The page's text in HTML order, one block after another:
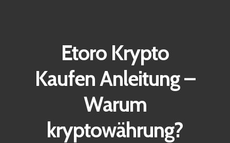
Etoro Krypto
Kaufen Anleitung –
Warum
kryptowährung?